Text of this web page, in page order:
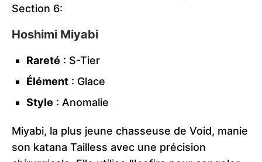
Section 6:
Hoshimi Miyabi
Rareté : S-Tier
Élément : Glace
Style : Anomalie
Miyabi, la plus jeune chasseuse de Void, manie
son katana Tailless avec une précision